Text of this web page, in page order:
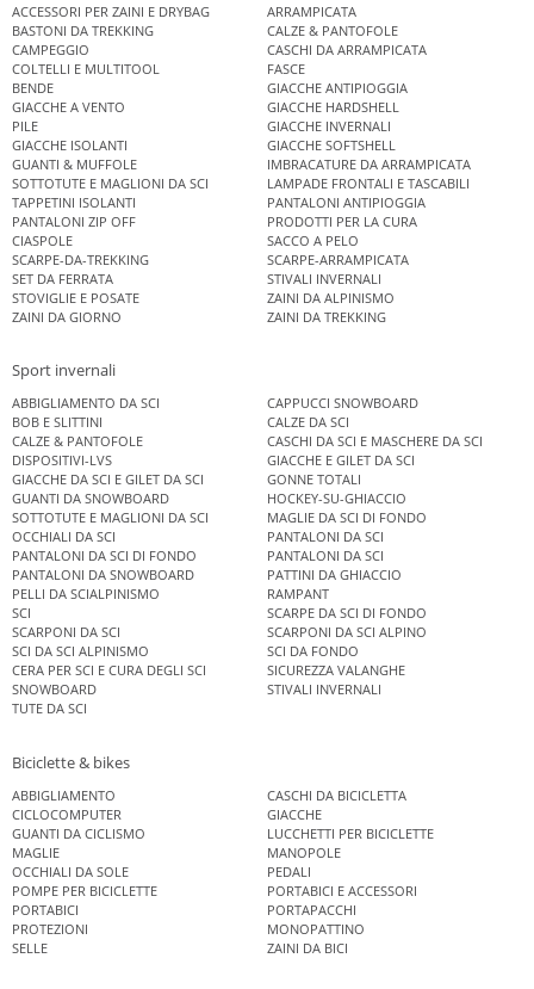
ACCESSORI PER ZAINI E DRYBAG
ARRAMPICATA
BASTONI DA TREKKING
CALZE & PANTOFOLE
CAMPEGGIO
CASCHI DA ARRAMPICATA
COLTELLI E MULTITOOL
FASCE
BENDE
GIACCHE ANTIPIOGGIA
GIACCHE A VENTO
GIACCHE HARDSHELL
PILE
GIACCHE INVERNALI
GIACCHE ISOLANTI
GIACCHE SOFTSHELL
GUANTI & MUFFOLE
IMBRACATURE DA ARRAMPICATA
SOTTOTUTE E MAGLIONI DA SCI
LAMPADE FRONTALI E TASCABILI
TAPPETINI ISOLANTI
PANTALONI ANTIPIOGGIA
PANTALONI ZIP OFF
PRODOTTI PER LA CURA
CIASPOLE
SACCO A PELO
SCARPE-DA-TREKKING
SCARPE-ARRAMPICATA
SET DA FERRATA
STIVALI INVERNALI
STOVIGLIE E POSATE
ZAINI DA ALPINISMO
ZAINI DA GIORNO
ZAINI DA TREKKING
Sport invernali
ABBIGLIAMENTO DA SCI
CAPPUCCI SNOWBOARD
BOB E SLITTINI
CALZE DA SCI
CALZE & PANTOFOLE
CASCHI DA SCI E MASCHERE DA SCI
DISPOSITIVI-LVS
GIACCHE E GILET DA SCI
GIACCHE DA SCI E GILET DA SCI
GONNE TOTALI
GUANTI DA SNOWBOARD
HOCKEY-SU-GHIACCIO
SOTTOTUTE E MAGLIONI DA SCI
MAGLIE DA SCI DI FONDO
OCCHIALI DA SCI
PANTALONI DA SCI
PANTALONI DA SCI DI FONDO
PANTALONI DA SCI
PANTALONI DA SNOWBOARD
PATTINI DA GHIACCIO
PELLI DA SCIALPINISMO
RAMPANT
SCI
SCARPE DA SCI DI FONDO
SCARPONI DA SCI
SCARPONI DA SCI ALPINO
SCI DA SCI ALPINISMO
SCI DA FONDO
CERA PER SCI E CURA DEGLI SCI
SICUREZZA VALANGHE
SNOWBOARD
STIVALI INVERNALI
TUTE DA SCI
Biciclette & bikes
ABBIGLIAMENTO
CASCHI DA BICICLETTA
CICLOCOMPUTER
GIACCHE
GUANTI DA CICLISMO
LUCCHETTI PER BICICLETTE
MAGLIE
MANOPOLE
OCCHIALI DA SOLE
PEDALI
POMPE PER BICICLETTE
PORTABICI E ACCESSORI
PORTABICI
PORTAPACCHI
PROTEZIONI
MONOPATTINO
SELLE
ZAINI DA BICI